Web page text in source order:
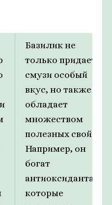
Базилик не
только придает
смузи особый
вкус, но также
обладает
множеством
полезных свойств.
Например, он
богат
антиоксидантами,
которые